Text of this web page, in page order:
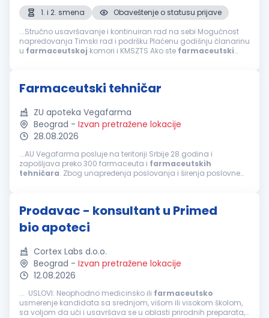
1. i 2. smena
Obaveštenje o statusu prijave
...Stručno usavršavanje i kontinuiran rad na sebi Mogućnost
napredovanja Timski rad i podršku Plaćenu godišnju članarinu
u farmaceutskoj komori i KMSZTS Ako ste farmaceutski
Farmaceutski tehničar
ZU apoteka Vegafarma
Beograd - Izvan pretražene lokacije
28.08.2026
...AU Vegafarma posluje na teritoriji Srbije 28 godina i
zapošljava preko 300 farmaceuta i farmaceutskih
tehničara. Zbog unapređenja poslovanja i širenja poslovne
Prodavac - konsultant u Primed
bio apoteci
Cortex Labs d.o.o.
Beograd - Izvan pretražene lokacije
12.08.2026
... USLOVI: Neophodno medicinsko ili farmaceutsko
usmerenje kandidata sa srednjom, višom ili visokom školom,
sa voljom da uči i usavršava se u oblasti prirodnih preparata,